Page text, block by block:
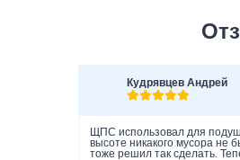
Кудрявцев Андрей
ЩПС использовал для
высоте никакого мусора не
тоже решил так сделать.